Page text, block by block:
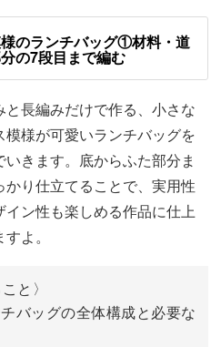
09:28
12:48
のランチバッグ①材料・道
の7段目まで編む
と長編みだけで作る、小さな
模様が可愛いランチバッグを
いきます。底からふた部分ま
かり仕立てることで、実用性
イン性も楽しめる作品に仕上
よ。
と〉
バッグの全体構成と必要な